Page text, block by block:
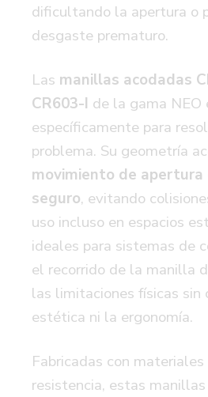
dificultando la apertura o
desgaste prematuro.
Las manillas acodadas
CR603-I de la gama NEO
específicamente para
problema. Su geometría
movimiento de apertura
seguro, evitando
uso incluso en espacios
ideales para sistemas de
el recorrido de la manilla
las limitaciones físicas sin
estética ni la ergonomía.
Fabricadas con
resistencia, estas